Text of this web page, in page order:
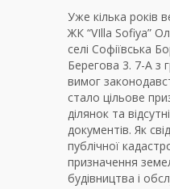
Уже кілька років
ЖК “VIlla Sofiya”
селі Софіївська
Берегова 3. 7-А з
вимог
стало цільове
ділянок та
документів. Як
публічної
призначення
будівництва і